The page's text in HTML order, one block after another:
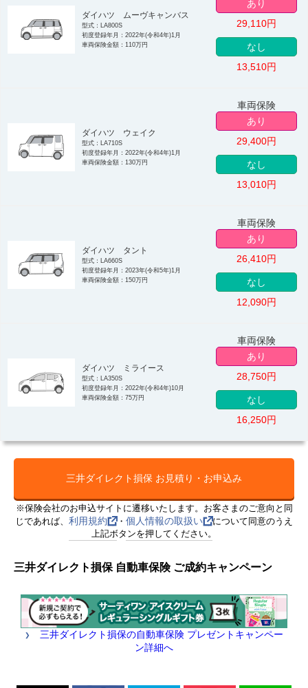
ダイハツ ムーヴキャンバス
型式：LA800S
初度登録年月：2022年(令和4年)1月
車両保険金額：110万円
あり
29,110円
なし
13,510円
ダイハツ ウェイク
型式：LA710S
初度登録年月：2022年(令和4年)1月
車両保険金額：130万円
車両保険
あり
29,400円
なし
13,010円
ダイハツ タント
型式：LA660S
初度登録年月：2023年(令和5年)1月
車両保険金額：150万円
車両保険
あり
26,410円
なし
12,090円
ダイハツ ミライース
型式：LA350S
初度登録年月：2022年(令和4年)10月
車両保険金額：75万円
車両保険
あり
28,750円
なし
16,250円
三井ダイレクト損保 お見積り・お申込み
※保険会社のお申込サイトに遷移いたします。お客さまのご意向と同
じであれば、 利用規約 ・ 個人情報の取扱い
について同意のうえ
上記ボタンを押してください。
三井ダイレクト損保 自動車保険 ご成約キャンペーン
三井ダイレクト損保の自動車保険 プレゼントキャンペー
ン詳細へ